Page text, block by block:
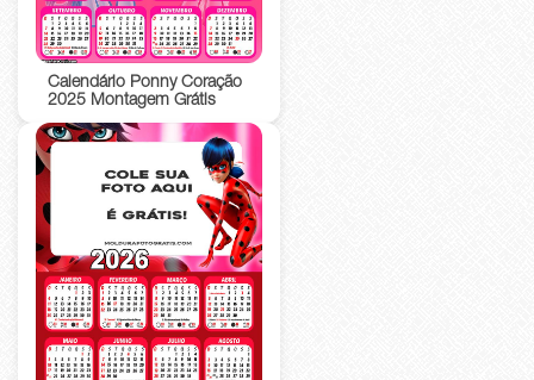
Calendário Ponny Coração
2025 Montagem Grátis